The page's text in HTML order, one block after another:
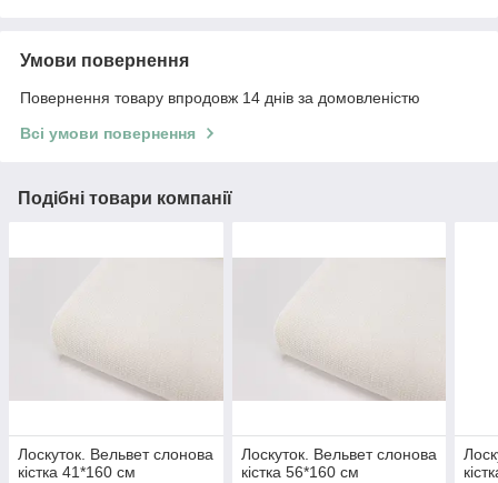
Умови повернення
Повернення товару впродовж 14 днів за домовленістю
Всі умови повернення
Подібні товари компанії
Лоскуток. Вельвет слонова
кістка 41*160 см
Лоскуток. Вельвет слонова
кістка 56*160 см